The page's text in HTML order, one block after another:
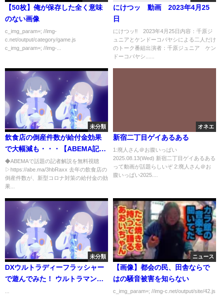
【50枚】俺が保存した全く意味
のない画像
c_img_param=; //img-
c.net/output/category/game.js
c_img_param=; //img-...
にけつッ 動画 2023年4月25
日
にけつッ!! 2023年4月25日内容：千原ジ
ュニアとケンドーコバヤシによる二人だけ
のトーク番組出演者：千原ジュニア ケン
ドーコバヤシ......
未分類
飲食店の倒産件数が給付金効果
で大幅減も・・・【ABEMA記者
解説】(2022年2月1日)
◆ABEMAで話題の記者解説を無料視聴
▷https://abe.ma/3hbRaxx 去年の飲食店の
倒産件数が、新型コロナ対策の給付金の効
果...
オネエ
新宿二丁目ゲイあるある
1:廃人さん＠お腹いっぱい
2025.08.13(Wed) 新宿二丁目ゲイあるある
って動画が話題らしいぞ 2:廃人さん＠お
腹いっぱい2025....
未分類
DXウルトラディーフラッシャー
で遊んでみた！ ウルトラマンデ
ニュース
【画像】都会の民、田舎ならで
はの騒音被害を知らない
c_img_param=; //img-c.net/output/site/42.js